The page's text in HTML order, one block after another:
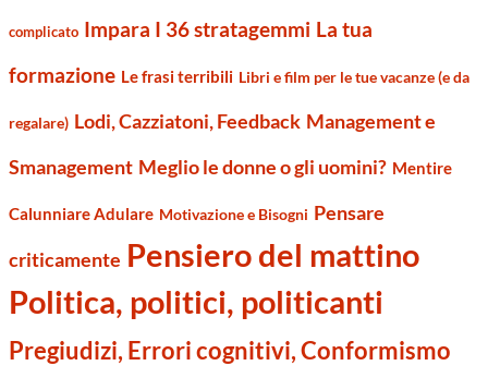
complicato Impara I 36 stratagemmi La tua
formazione Le frasi terribili Libri e film per le tue vacanze (e da
regalare) Lodi, Cazziatoni, Feedback Management e
Smanagement Meglio le donne o gli uomini? Mentire
Calunniare Adulare Motivazione e Bisogni Pensare
criticamente Pensiero del mattino
Politica, politici, politicanti
Pregiudizi, Errori cognitivi, Conformismo